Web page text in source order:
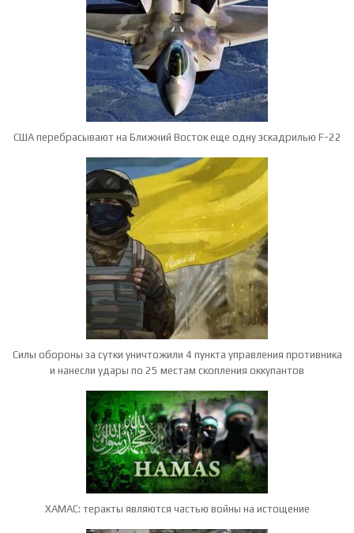
США перебрасывают на Ближний Восток еще одну эскадрилью F-22
Силы обороны за сутки уничтожили 4 пункта управления противника
и нанесли удары по 25 местам скопления оккупантов
ХАМАС: теракты являются частью войны на истощение